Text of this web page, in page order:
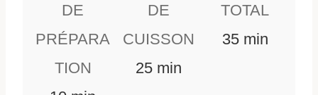
DE
PRÉPARA
TION
DE
CUISSON
25mmin
TOTAL
35mmin